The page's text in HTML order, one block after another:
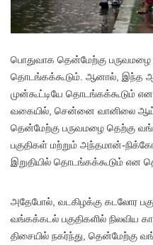
பொதுவாக தென்மேற்கு
தொடங்கக்கூடும். ஆனால், இந்த
முன்கூட்டியே தொடங்கக்கூடும்
வகையில், சென்னை வானிலை
தென்மேற்கு பருவமழை தெற்கு
பகுதிகள் மற்றும் அந்தமான்-
இறுதியில் தொடங்கக்கூடும் என
அதேபோல், வடகிழக்கு கடலோர
வங்கக்கடல் பகுதிகளில் நிலவிய
திசையில் நகர்ந்து, தென்மேற்கு